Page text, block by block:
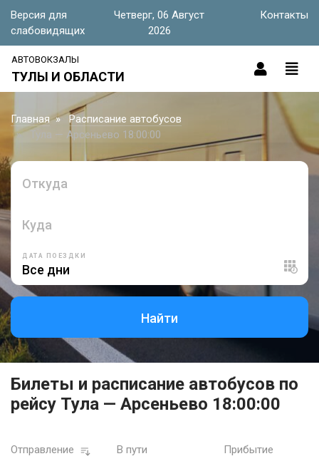
Версия для
слабовидящих
Четверг, 06 Август
2026
Контакты
АВТОВОКЗАЛЫ
ТУЛЫ И ОБЛАСТИ
Главная
Расписание автобусов
Тула — Арсеньево 18:00:00
Откуда
Куда
ДАТА ПОЕЗДКИ
Найти
Билеты и расписание автобусов по
рейсу Тула — Арсеньево 18:00:00
Отправление В пути Прибытие